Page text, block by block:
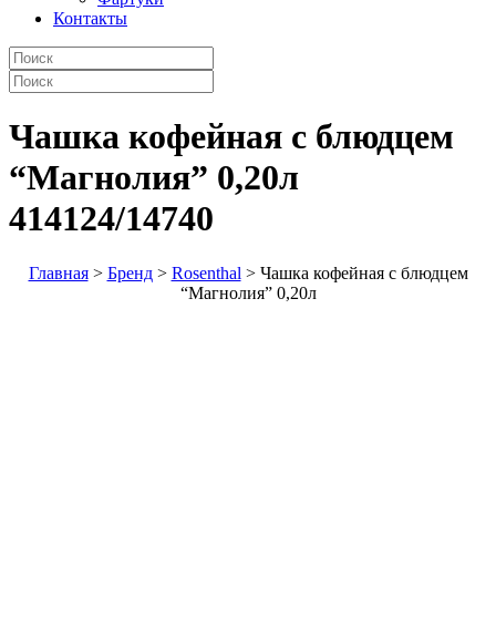
Контакты
Чашка кофейная с блюдцем
“Магнолия” 0,20л
414124/14740
Главная> Бренд> Rosenthal > Чашка кофейная с блюдцем
“Магнолия” 0,20л